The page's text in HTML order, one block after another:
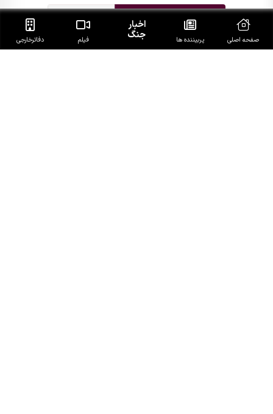
صفحه اصلی پربیننده ها
اخبار
جنگ فیلم دفاتر‌خارجی